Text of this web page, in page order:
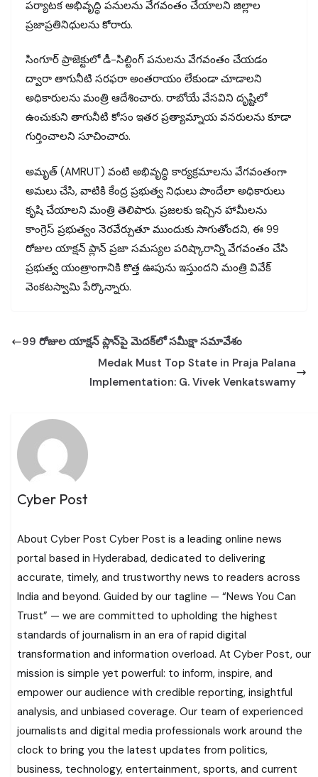
పర్యాటక అభివృద్ధి పనులను వేగవంతం చేయాలని జిల్లాల
ప్రజాప్రతినిధులను కోరారు.
సింగూర్ ప్రాజెక్టులో డీ-సిల్టింగ్ పనులను వేగవంతం చేయడం
ద్వారా తాగునీటి సరఫరా అంతరాయం లేకుండా చూడాలని
అధికారులను మంత్రి ఆదేశించారు. రాబోయే వేసవిని దృష్టిలో
ఉంచుకుని తాగునీటి కోసం ఇతర ప్రత్యామ్నాయ వనరులను కూడా
గుర్తించాలని సూచించారు.
అమృత్ (AMRUT) వంటి అభివృద్ధి కార్యక్రమాలను వేగవంతంగా
అమలు చేసి, వాటికి కేంద్ర ప్రభుత్వ నిధులు పొందేలా అధికారులు
కృషి చేయాలని మంత్రి తెలిపారు. ప్రజలకు ఇచ్చిన హామీలను
కాంగ్రెస్ ప్రభుత్వం నెరవేర్చుతూ ముందుకు సాగుతోందని, ఈ 99
రోజుల యాక్షన్ ప్లాన్ ప్రజా సమస్యల పరిష్కారాన్ని వేగవంతం చేసి
ప్రభుత్వ యంత్రాంగానికి కొత్త ఊపును ఇస్తుందని మంత్రి వివేక్
వెంకటస్వామి పేర్కొన్నారు.
99 రోజుల యాక్షన్ ప్లాన్‌పై మెదక్‌లో సమీక్షా సమావేశం
Medak Must Top State in Praja Palana
Implementation: G. Vivek Venkatswamy
Cyber Post
About Cyber Post Cyber Post is a leading online news
portal based in Hyderabad, dedicated to delivering
accurate, timely, and trustworthy news to readers across
India and beyond. Guided by our tagline — “News You Can
Trust” — we are committed to upholding the highest
standards of journalism in an era of rapid digital
transformation and information overload. At Cyber Post, our
mission is simple yet powerful: to inform, inspire, and
empower our audience with credible reporting, insightful
analysis, and unbiased coverage. Our team of experienced
journalists and digital media professionals work around the
clock to bring you the latest updates from politics,
business, technology, entertainment, sports, and current